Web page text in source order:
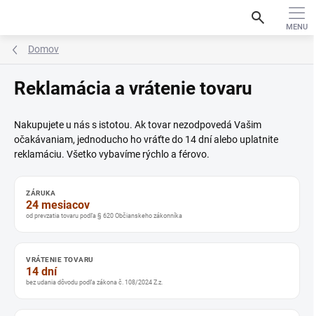
search
Domov
Reklamácia a vrátenie tovaru
Nakupujete u nás s istotou. Ak tovar nezodpovedá Vašim
očakávaniam, jednoducho ho vráťte do 14 dní alebo uplatnite
reklamáciu. Všetko vybavíme rýchlo a férovo.
ZÁRUKA
24 mesiacov
od prevzatia tovaru podľa § 620 Občianskeho zákonníka
VRÁTENIE TOVARU
14 dní
bez udania dôvodu podľa zákona č. 108/2024 Z.z.